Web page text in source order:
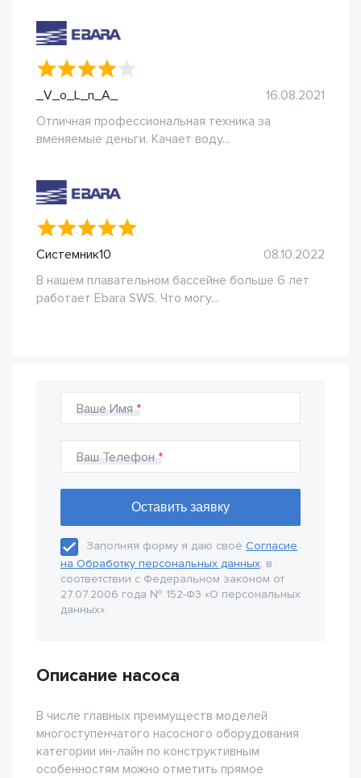
_V_o_L_n_A_
16.08.2021
Отличная профессиональная техника за
вменяемые деньги. Качает воду...
Системник10
08.10.2022
В нашем плавательном бассейне больше 6 лет
работает Ebara SWS. Что могу...
Ваше Имя
Ваш Телефон
Заполняя форму я даю своё Согласие
на Обработку персональных данных, в
соответствии с Федеральном законом от
27.07.2006 года № 152-Ф3 «О персональных
данных».
Описание насоса
В числе главных преимуществ моделей
многоступенчатого насосного оборудования
категории ин-лайн по конструктивным
особенностям можно отметить прямое